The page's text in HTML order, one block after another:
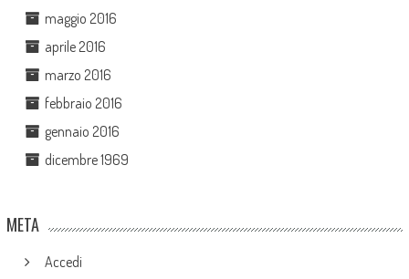
maggio 2016
aprile 2016
marzo 2016
febbraio 2016
gennaio 2016
dicembre 1969
META
Accedi